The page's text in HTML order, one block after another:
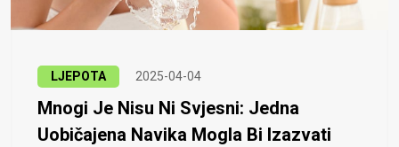
LJEPOTA 2025-04-04
Mnogi Je Nisu Ni Svjesni: Jedna
Uobičajena Navika Mogla Bi Izazvati